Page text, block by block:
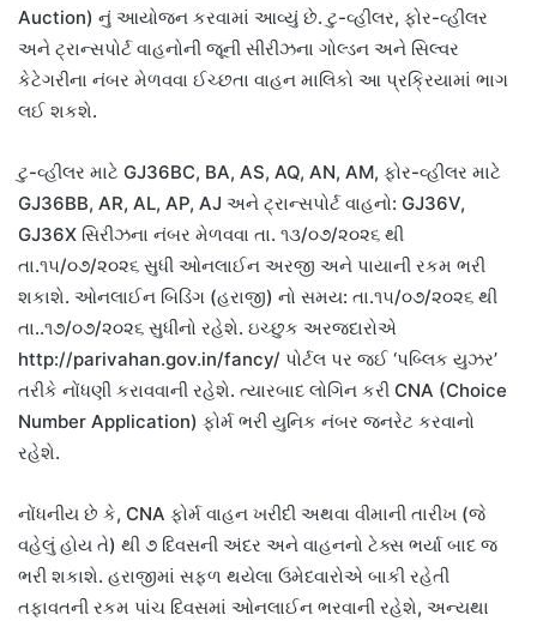
Auction) નું આયોજન કરવામાં આવ્યું છે. ટુ-વ્હીલર, ફોર-વ્હીલર
અને ટ્રાન્સપોર્ટ વાહનોની જૂની સીરીઝના ગોલ્ડન અને સિલ્વર
કેટેગરીના નંબર મેળવવા ઈચ્છતા વાહન માલિકો આ પ્રક્રિયામાં ભાગ
લઈ શકશે.
ટુ-વ્હીલર માટે GJ36BC, BA, AS, AQ, AN, AM, ફોર-વ્હીલર માટે
GJ36BB, AR, AL, AP, AJ અને ટ્રાન્સપોર્ટ વાહનો: GJ36V,
GJ36X સિરીઝના નંબર મેળવવા તા. ૧૩/૦૭/૨૦૨૬ થી
તા.૧૫/૦૭/૨૦૨૬ સુધી ઓનલાઈન અરજી અને પાયાની રકમ ભરી
શકાશે. ઓનલાઈન બિડિંગ (હરાજી) નો સમય: તા.૧૫/૦૭/૨૦૨૬ થી
તા..૧૭/૦૭/૨૦૨૬ સુધીનો રહેશે. ઇચ્છુક અરજદારોએ
http://parivahan.gov.in/fancy/ પોર્ટલ પર જઈ ‘પબ્લિક યુઝર’
તરીકે નોંધણી કરાવવાની રહેશે. ત્યારબાદ લોગિન કરી CNA (Choice
Number Application) ફોર્મ ભરી યુનિક નંબર જનરેટ કરવાનો
રહેશે.
નોંધનીય છે કે, CNA ફોર્મ વાહન ખરીદી અથવા વીમાની તારીખ (જે
વહેલું હોય તે) થી ૭ દિવસની અંદર અને વાહનનો ટેક્સ ભર્યા બાદ જ
ભરી શકાશે. હરાજીમાં સફળ થયેલા ઉમેદવારોએ બાકી રહેતી
તફાવતની રકમ પાંચ દિવસમાં ઓનલાઈન ભરવાની રહેશે, અન્યથા